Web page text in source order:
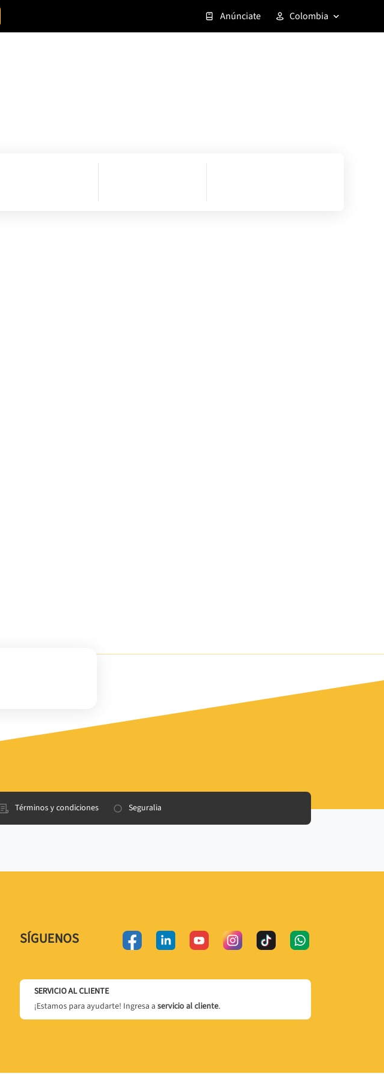
Anúnciate Colombia
Términos y condiciones Seguralia
SÍGUENOS
SERVICIO AL CLIENTE
¡Estamos para ayudarte! Ingresa a servicio al cliente.